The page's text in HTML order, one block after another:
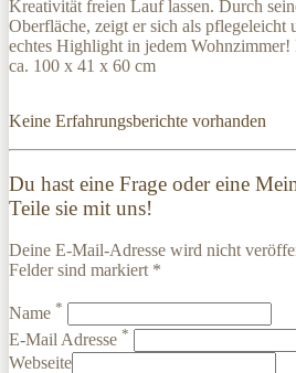
Kreativität freien Lauf lassen. Durch
Oberfläche, zeigt er sich als pflegeleicht
echtes Highlight in jedem
ca. 100 x 41 x 60 cm
Keine Erfahrungsberichte vorhanden
Du hast eine Frage oder eine
Teile sie mit uns!
Deine E-Mail-Adresse wird nicht
Felder sind markiert *
Name *
E-Mail Adresse *
Webseite